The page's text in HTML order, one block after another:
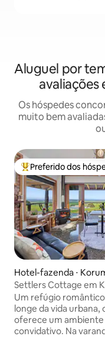
Aluguel por
avaliações
Os hóspedes
muito bem
Entre os melhores
Preferido dos
Hotel-fazenda ⋅
a
Settlers Cottage em
Um refúgio romântico
longe da vida
oferece um ambiente
convidativo. Na varanda de bluestone,